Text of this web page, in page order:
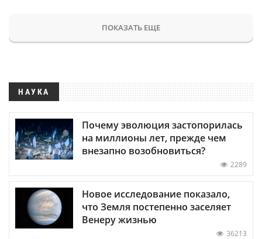
ПОКАЗАТЬ ЕЩЕ
НАУКА
Почему эволюция застопорилась
на миллионы лет, прежде чем
внезапно возобновиться?
2289
Новое исследование показало,
что Земля постепенно заселяет
Венеру жизнью
36213